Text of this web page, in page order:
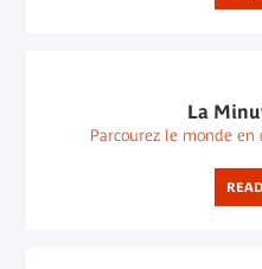
La
Parcourez le monde en